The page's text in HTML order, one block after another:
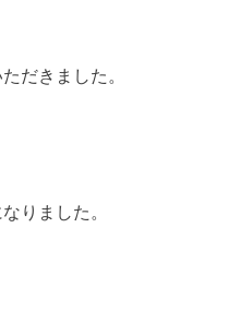
だきました。
りました。